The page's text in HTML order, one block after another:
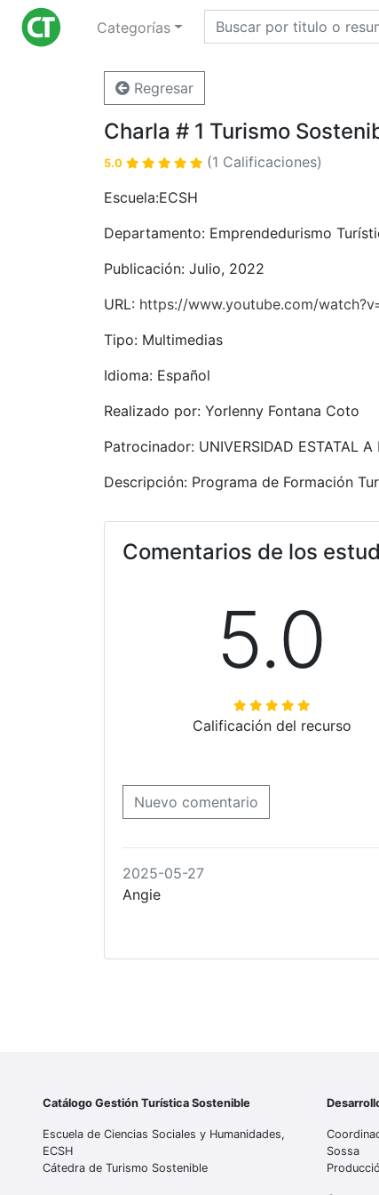
Categorías
Regresar
Charla # 1 Turismo
5.0
(1 Calificaciones)
Escuela:ECSH
Departamento: Emprendedurismo
Publicación: Julio, 2022
URL: https://www.youtube.com/
Tipo: Multimedias
Idioma: Español
Realizado por: Yorlenny Fontana Coto
Patrocinador: UNIVERSIDAD ESTATAL A
Descripción: Programa de Formación
Comentarios de los
5.0
Calificación del recurso
Nuevo comentario
2025-05-27
Angie
Catálogo Gestión Turística Sostenible
Escuela de Ciencias Sociales y Humanidades,
ECSH
Cátedra de Turismo Sostenible
Sossa